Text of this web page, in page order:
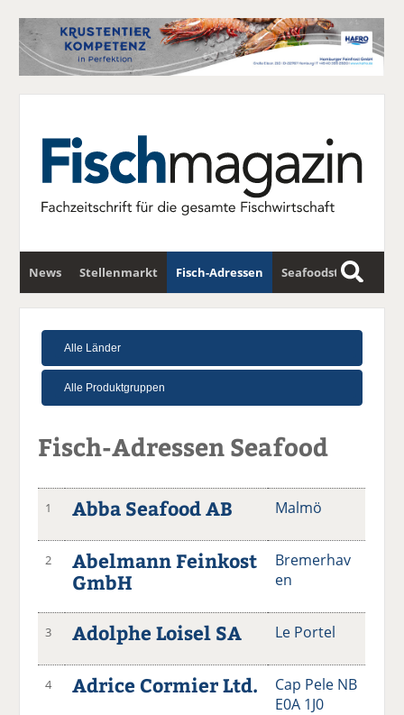
News Stellenmarkt Fisch-Adressen Seafoodstar
Fischwirtschafts-Gipfel Newsletter
S
u
c
e
Fisch-Adressen Seafood
1 Abba Seafood AB Malmö
2
Abelmann Feinkost
GmbH
Bremerhav
en
3 Adolphe Loisel SA Le Portel
4 Adrice Cormier Ltd.
Cap Pele NB
E0A 1J0